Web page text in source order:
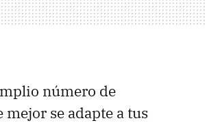
número de
se adapte a tus